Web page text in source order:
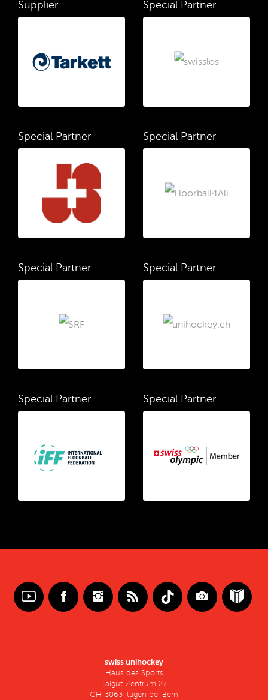
Supplier Special Partner
Special Partner Special Partner
Special Partner Special Partner
Special Partner Special Partner
swiss unihockey
Haus des Sports
Talgut-Zentrum 27
CH-3063 Ittigen bei Bern